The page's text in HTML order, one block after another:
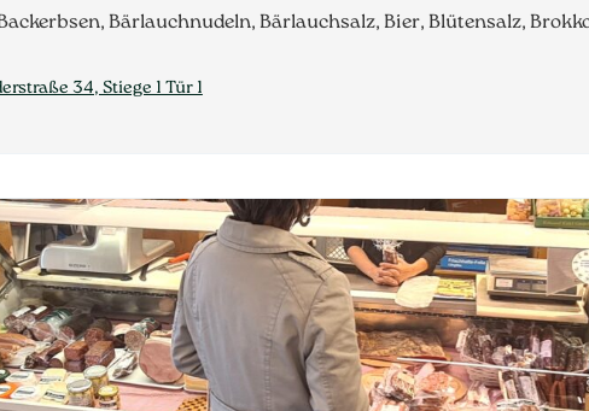
Bärlauchnudeln, Bärlauchsalz, Bier, Blütensalz,
34, Stiege 1 Tür 1